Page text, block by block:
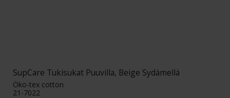
SupCare Tukisukat Puuvilla, Beige Sydämellä
Öko-tex cotton
21-7022